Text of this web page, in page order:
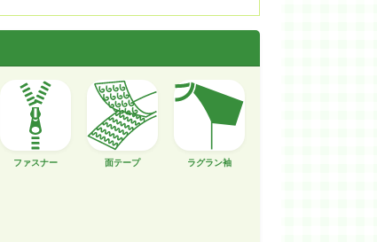
ファスナー 面テープ ラグラン袖